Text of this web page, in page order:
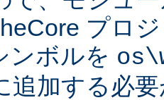
プロ
ンボルを
追加する必